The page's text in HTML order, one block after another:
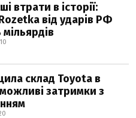
втрати в історії:
від ударів РФ
склад Toyota в
можливі затримки з